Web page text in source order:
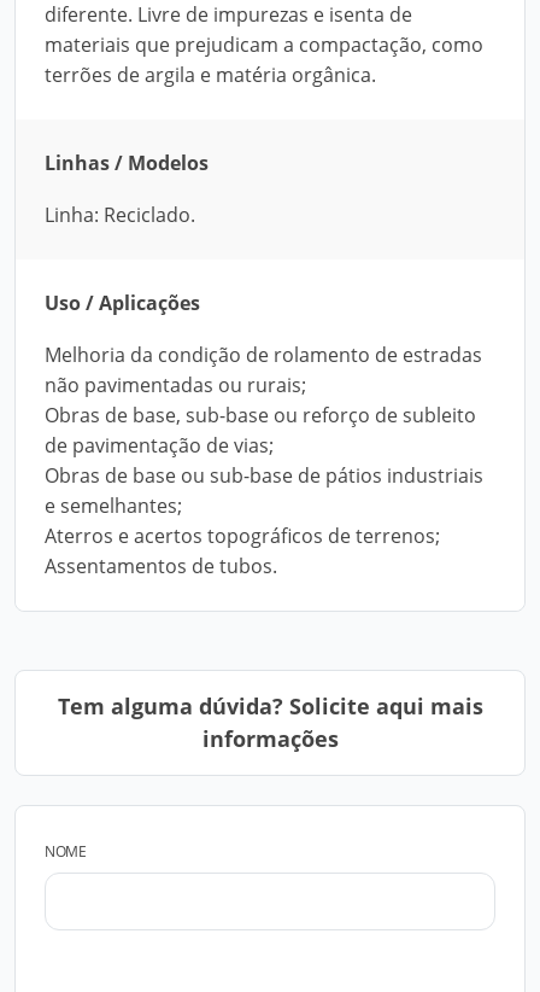
diferente. Livre de impurezas e isenta de
materiais que prejudicam a compactação, como
terrões de argila e matéria orgânica.
Linhas / Modelos
Linha: Reciclado.
Uso / Aplicações
Melhoria da condição de rolamento de estradas
não pavimentadas ou rurais;
Obras de base, sub-base ou reforço de subleito
de pavimentação de vias;
Obras de base ou sub-base de pátios industriais
e semelhantes;
Aterros e acertos topográficos de terrenos;
Assentamentos de tubos.
Tem alguma dúvida? Solicite aqui mais
informações
NOME